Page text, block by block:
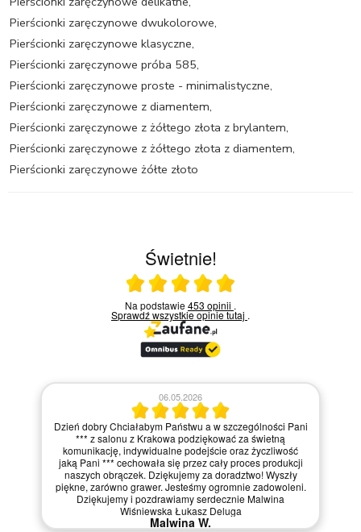
Pierścionki zaręczynowe dwukolorowe,
Pierścionki zaręczynowe klasyczne,
Pierścionki zaręczynowe próba 585,
Pierścionki zaręczynowe proste - minimalistyczne,
Pierścionki zaręczynowe z diamentem,
Pierścionki zaręczynowe z żółtego złota z brylantem,
Pierścionki zaręczynowe z żółtego złota z diamentem,
Pierścionki zaręczynowe żółte złoto
Świetnie!
Ocena średnia 5 na 5
Na podstawie453 opinii .
Sprawdź wszystkie opinietutaj .
06.05.2026
Dzień dobry Chciałabym Państwu a w szczególności Pani
*** z salonu z Krakowa podziękować za świetną
komunikację, indywidualne podejście oraz życzliwość
jaką Pani *** cechowała się przez cały proces produkcji
naszych obrączek. Dziękujemy za doradztwo! Wyszły
piękne, zarówno grawer. Jesteśmy ogromnie zadowoleni.
Dziękujemy i pozdrawiamy serdecznie Malwina
Wiśniewska Łukasz Deluga
Malwina W.